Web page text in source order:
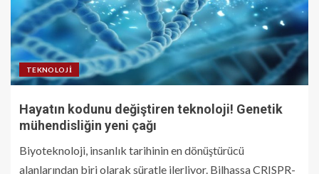
TEKNOLOJI
Hayatın kodunu değiştiren teknoloji! Genetik
mühendisliğin yeni çağı
Biyoteknoloji, insanlık tarihinin en dönüştürücü
alanlarından biri olarak süratle ilerliyor. Bilhassa CRISPR-